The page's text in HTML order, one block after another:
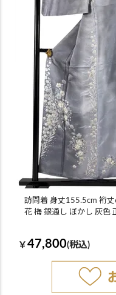
訪問着 身丈155.5cm 裄
花 梅 銀通し ぼかし 灰色
￥ 47,800(税込)